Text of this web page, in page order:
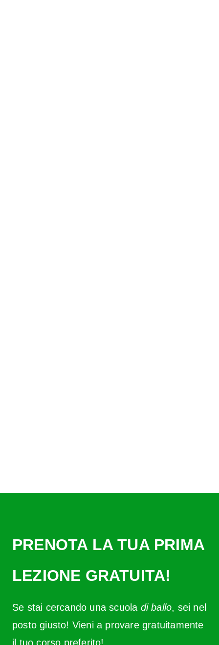
PRENOTA LA TUA PRIMA
LEZIONE GRATUITA!
Se stai cercando una scuola di ballo, sei nel
posto giusto! Vieni a provare gratuitamente
il tuo corso preferito!